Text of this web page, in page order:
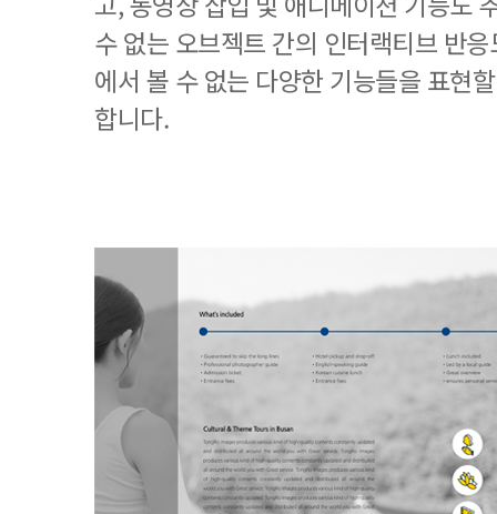
수 없는 오브젝트 간의 인터랙티브 반
에서 볼 수 없는 다양한 기능들을 표현
합니다.